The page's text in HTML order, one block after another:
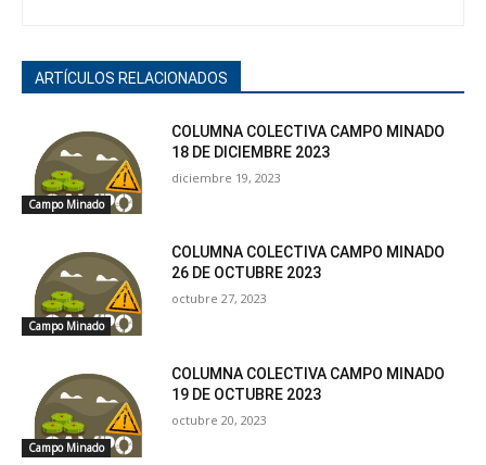
ARTÍCULOS RELACIONADOS
Campo Minado
COLUMNA COLECTIVA CAMPO MINADO
18 DE DICIEMBRE 2023
diciembre 19, 2023
Campo Minado
COLUMNA COLECTIVA CAMPO MINADO
26 DE OCTUBRE 2023
octubre 27, 2023
Campo Minado
COLUMNA COLECTIVA CAMPO MINADO
19 DE OCTUBRE 2023
octubre 20, 2023